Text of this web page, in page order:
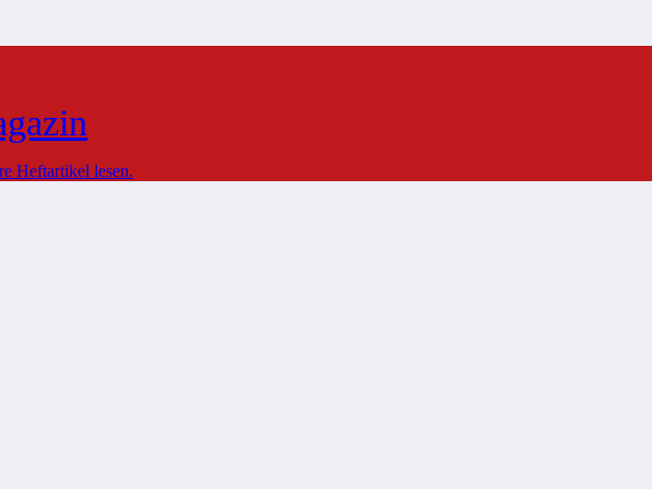
Heftartikel lesen.